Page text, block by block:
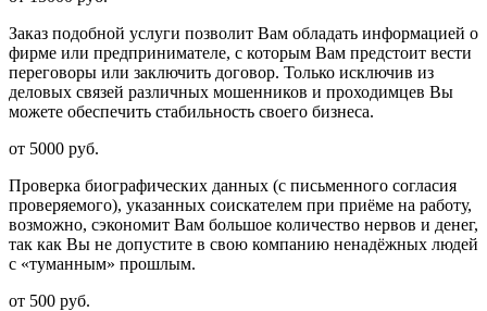
Заказ подобной услуги позволит Вам обладать информацией о
фирме или предпринимателе, с которым Вам предстоит вести
переговоры или заключить договор. Только исключив из
деловых связей различных мошенников и проходимцев Вы
можете обеспечить стабильность своего бизнеса.
от 5000 руб.
Проверка биографических данных (с письменного согласия
проверяемого), указанных соискателем при приёме на работу,
возможно, сэкономит Вам большое количество нервов и денег,
так как Вы не допустите в свою компанию ненадёжных людей
с «туманным» прошлым.
от 500 руб.